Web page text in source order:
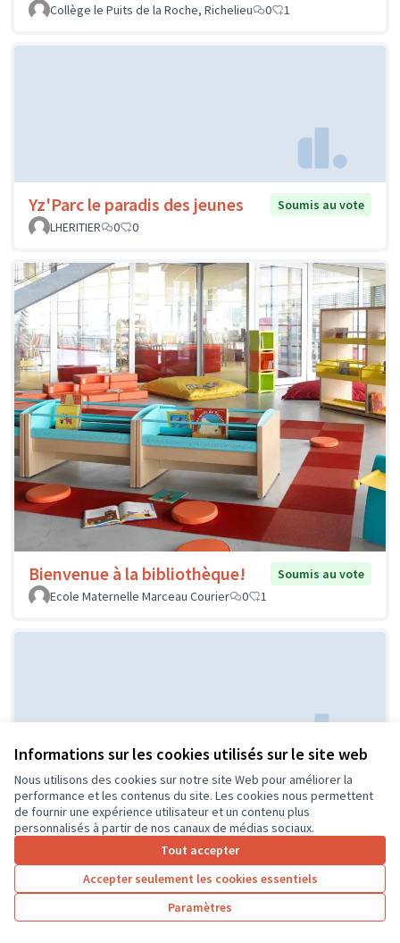
Informations sur les cookies utilisés sur le site web
Nous utilisons des cookies sur notre site Web pour améliorer la
performance et les contenus du site. Les cookies nous permettent
de fournir une expérience utilisateur et un contenu plus
personnalisés à partir de nos canaux de médias sociaux.
Tout accepter
Accepter seulement les cookies essentiels
Paramètres
Collège le Puits de la Roche, Richelieu
0 1
Yz'Parc le paradis des jeunes
Soumis au vote
LHERITIER
0 0
Bienvenue à la bibliothèque!
Soumis au vote
Ecole Maternelle Marceau Courier
0 1
Réaménagement de la classe de
CP
Soumis au
vote
ECOLE PUBLIQUE
0 0